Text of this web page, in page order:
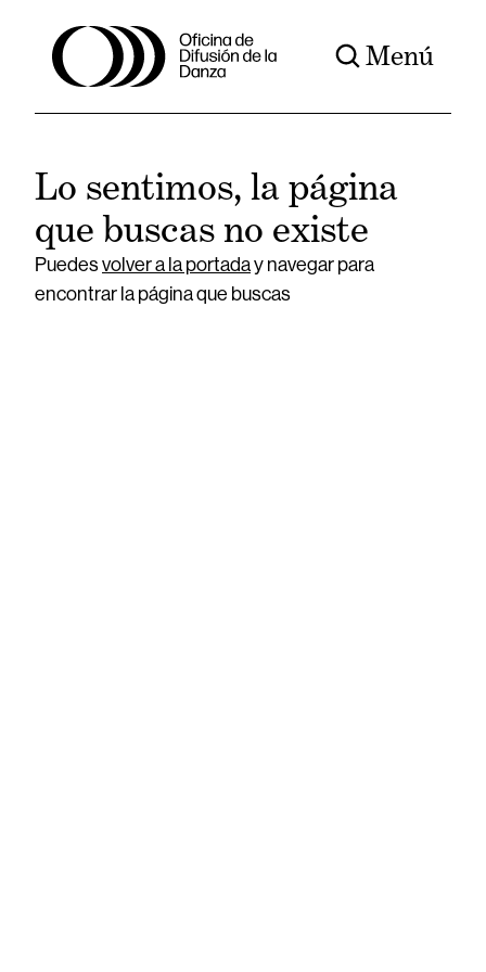
Menú
Lo sentimos, la página
que buscas no existe
Puedesvolver a la portaday navegar para
encontrar la página que buscas